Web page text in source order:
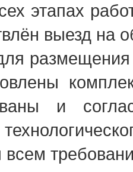
этапах
выезд на
и
всем